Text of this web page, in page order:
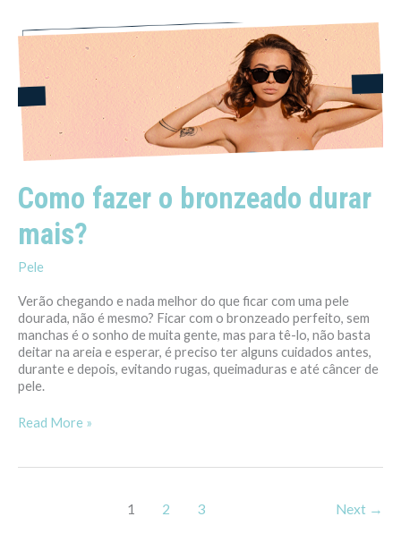
Como fazer o bronzeado durar
mais?
Pele
Verão chegando e nada melhor do que ficar com uma pele
dourada, não é mesmo? Ficar com o bronzeado perfeito, sem
manchas é o sonho de muita gente, mas para tê-lo, não basta
deitar na areia e esperar, é preciso ter alguns cuidados antes,
durante e depois, evitando rugas, queimaduras e até câncer de
pele.
Como
fazer
o
bronzeado
durar
mais?
Read More »
1 2 3 Next →